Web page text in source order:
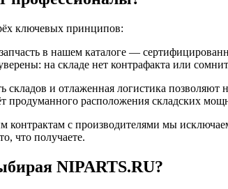
ключевых принципов:
в нашем каталоге —
на складе нет контрафакта или
складов и отлаженная логистика
продуманного расположения складских
контрактам с производителями мы
что получаете.
NIPARTS.RU?